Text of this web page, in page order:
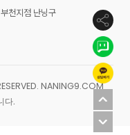
천지점 난닝구
NANING9.COM
다.